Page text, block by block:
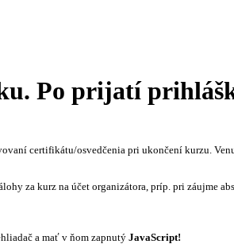
Po prijatí
certifikátu/osvedčenia pri ukončení kurzu.
za kurz na účet organizátora, príp. pri záujme
a mať v ňom zapnutý JavaScript!